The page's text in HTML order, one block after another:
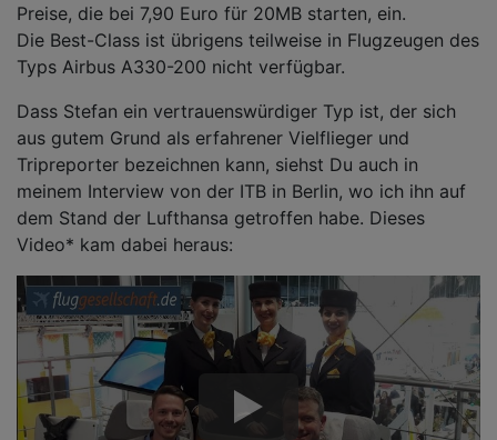
Preise, die bei 7,90 Euro für 20MB starten, ein.
Die Best-Class ist übrigens teilweise in Flugzeugen des
Typs Airbus A330-200 nicht verfügbar.
Dass Stefan ein vertrauenswürdiger Typ ist, der sich
aus gutem Grund als erfahrener Vielflieger und
Tripreporter bezeichnen kann, siehst Du auch in
meinem Interview von der ITB in Berlin, wo ich ihn auf
dem Stand der Lufthansa getroffen habe. Dieses
Video* kam dabei heraus: